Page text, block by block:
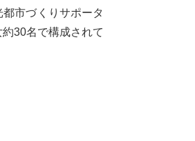
市づくりサポータ
30名で構成されて